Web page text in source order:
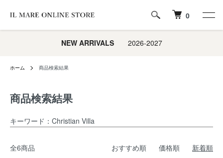
0
NEW ARRIVALS2026-2027
ホーム 商品検索結果
商品検索結果
キーワード：Christian Villa
全6商品 おすすめ順 価格順 新着順